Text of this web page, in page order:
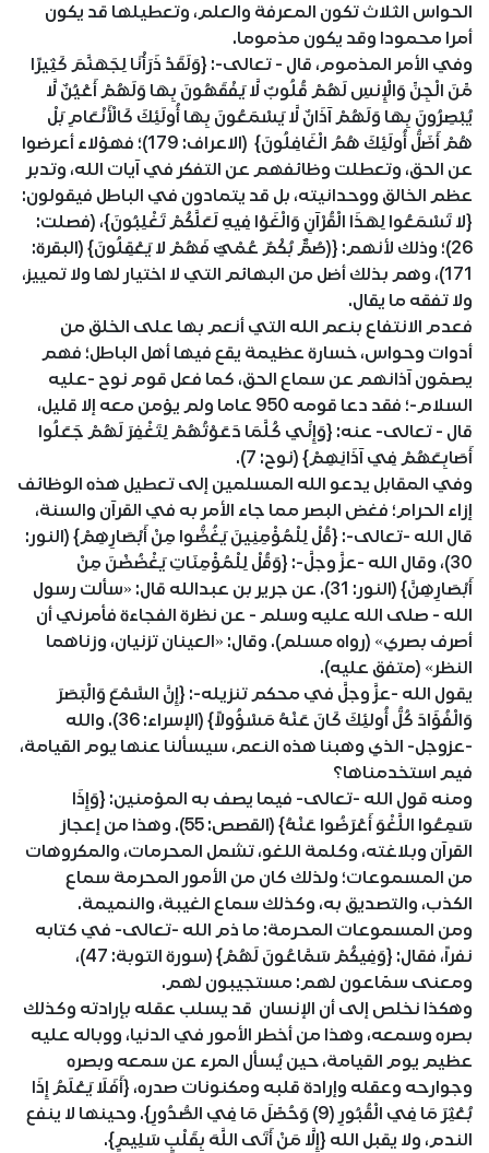
الحواس الثلاث تكون المعرفة والعلم، وتعطيلها قد يكون
أمرا محمودا وقد يكون مذموما.
وفي الأمر المذموم، قال - تعالى-: {وَلَقَدْ ذَرَأْنَا لِجَهَنَّمَ كَثِيرًا
مِّنَ الْجِنِّ وَالْإِنسِ لَهُمْ قُلُوبٌ لَّا يَفْقَهُونَ بِهَا وَلَهُمْ أَعْيُنٌ لَّا
يُبْصِرُونَ بِهَا وَلَهُمْ آذَانٌ لَّا يَسْمَعُونَ بِهَا أُولَئِكَ كَالْأَنْعَامِ بَلْ
هُمْ أَضَلُّ أُولَئِكَ هُمُ الْغَافِلُونَ} (الاعراف: 179)؛ فهؤلاء أعرضوا
عن الحق، وتعطلت وظائفهم عن التفكر في آيات الله، وتدبر
عظم الخالق ووحدانيته، بل قد يتمادون في الباطل فيقولون:
{لا تَسْمَعُوا لِهَذَا الْقُرْآنِ وَالْغَوْا فِيهِ لَعَلَّكُمْ تَغْلِبُونَ}، (فصلت:
26)؛ وذلك لأنهم: {(صُمٌّ بُكْمٌ عُمْيٌ فَهُمْ لا يَعْقِلُونَ} (البقرة:
171)، وهم بذلك أضل من البهائم التي لا اختيار لها ولا تمييز،
ولا تفقه ما يقال.
فعدم الانتفاع بنعم الله التي أنعم بها على الخلق من
أدوات وحواس، خسارة عظيمة يقع فيها أهل الباطل؛ فهم
يصمّون آذانهم عن سماع الحق، كما فعل قوم نوح -عليه
السلام-؛ فقد دعا قومه 950 عاما ولم يؤمن معه إلا قليل،
قال - تعالى- عنه: {وَإِنِّي كُلَّمَا دَعَوْتُهُمْ لِتَغْفِرَ لَهُمْ جَعَلُوا
أَصَابِعَهُمْ فِي آذَانِهِمْ} (نوح: 7).
وفي المقابل يدعو الله المسلمين إلى تعطيل هذه الوظائف
إزاء الحرام؛ فغض البصر مما جاء الأمر به في القرآن والسنة،
قال الله -تعالى-: {قُلْ لِلْمُؤْمِنِينَ يَغُضُّوا مِنْ أَبْصَارِهِمْ} (النور:
30)، وقال الله -عزَّ وجلَّ-: {وَقُلْ لِلْمُؤْمِنَاتِ يَغْضُضْنَ مِنْ
أَبْصَارِهِنَّ} (النور: 31). عن جرير بن عبدالله قال: «سألت رسول
الله - صلى الله عليه وسلم - عن نظرة الفجاءة فأمرني أن
أصرف بصري» (رواه مسلم). وقال: «العينان تزنيان، وزناهما
النظر» (متفق عليه).
يقول الله -عزَّ وجلَّ في محكم تنزيله-: {إِنَّ السَّمْعَ وَالْبَصَرَ
وَالْفُؤَادَ كُلُّ أُولئِكَ كَانَ عَنْهُ مَسْؤُولاً} (الإسراء: 36). والله
-عزوجل- الذي وهبنا هذه النعم، سيسألنا عنها يوم القيامة،
فيم استخدمناها؟
ومنه قول الله -تعالى- فيما يصف به المؤمنين: {وَإِذَا
سَمِعُوا اللَّغْوَ أَعْرَضُوا عَنْهُ} (القصص: 55). وهذا من إعجاز
القرآن وبلاغته، وكلمة اللغو، تشمل المحرمات، والمكروهات
من المسموعات؛ ولذلك كان من الأمور المحرمة سماع
الكذب، والتصديق به، وكذلك سماع الغيبة، والنميمة.
ومن المسموعات المحرمة: ما ذم الله -تعالى- في كتابه
نفراً، فقال: {وَفِيكُمْ سَمَّاعُونَ لَهُمْ} (سورة التوبة: 47)،
ومعنى سمّاعون لهم: مستجيبون لهم.
وهكذا نخلص إلى أن الإنسان قد يسلب عقله بإرادته وكذلك
بصره وسمعه، وهذا من أخطر الأمور في الدنيا، ووباله عليه
عظيم يوم القيامة، حين يُسأل المرء عن سمعه وبصره
وجوارحه وعقله وإرادة قلبه ومكنونات صدره، {أَفَلَا يَعْلَمُ إِذَا
بُعْثِرَ مَا فِي الْقُبُورِ (9) وَحُصِّلَ مَا فِي الصُّدُورِ}. وحينها لا ينفع
الندم، ولا يقبل الله {إِلَّا مَنْ أَتَى اللَّهَ بِقَلْبٍ سَلِيمٍ}.